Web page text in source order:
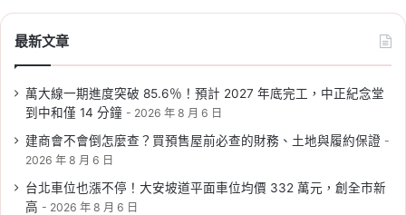
2026 新北社宅：新莊、新店、
三峽 6/10 起遞補招租，申請時
間、資格、房型租金一次看
最新文章
萬大線一期進度突破 85.6％！預計 2027 年底完工，中正紀念堂
到中和僅 14 分鐘
2026 年 8 月 6 日
建商會不會倒怎麼查？買預售屋前必查的財務、土地與履約保證
2026 年 8 月 6 日
台北車位也漲不停！大安坡道平面車位均價 332 萬元，創全市新
高
2026 年 8 月 6 日